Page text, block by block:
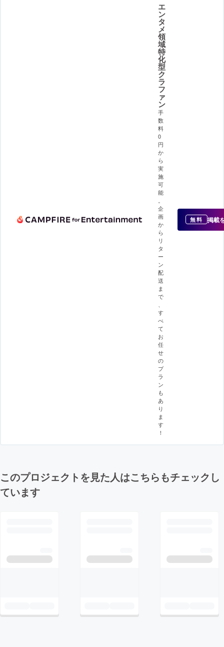
エ
ン
タ
メ
領
域
特
化
型
ク
ラ
フ
ァ
ン
手
数
料
0
円
か
ら
実
施
可
能
企
画
か
ら
リ
タ
ー
ン
配
送
ま
で
す
べ
て
お
任
せ
の
プ
ラ
ン
も
あ
り
ま
す
！
無料 掲載
このプロジェクトを見た人はこちらもチェックし
ています